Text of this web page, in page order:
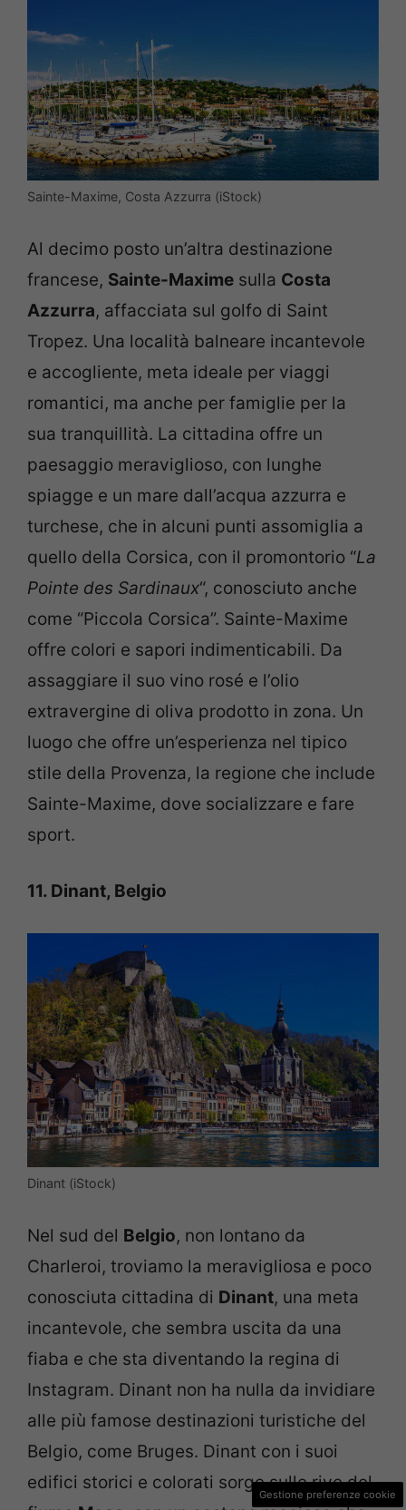
Sainte-Maxime, Costa Azzurra (iStock)
Al decimo posto un’altra destinazione
francese, Sainte-Maxime sulla Costa
Azzurra, affacciata sul golfo di Saint
Tropez. Una località balneare incantevole
e accogliente, meta ideale per viaggi
romantici, ma anche per famiglie per la
sua tranquillità. La cittadina offre un
paesaggio meraviglioso, con lunghe
spiagge e un mare dall’acqua azzurra e
turchese, che in alcuni punti assomiglia a
quello della Corsica, con il promontorio “La
Pointe des Sardinaux“, conosciuto anche
come “Piccola Corsica”. Sainte-Maxime
offre colori e sapori indimenticabili. Da
assaggiare il suo vino rosé e l’olio
extravergine di oliva prodotto in zona. Un
luogo che offre un’esperienza nel tipico
stile della Provenza, la regione che include
Sainte-Maxime, dove socializzare e fare
sport.
11. Dinant, Belgio
Dinant (iStock)
Nel sud del Belgio, non lontano da
Charleroi, troviamo la meravigliosa e poco
conosciuta cittadina di Dinant, una meta
incantevole, che sembra uscita da una
fiaba e che sta diventando la regina di
Instagram. Dinant non ha nulla da invidiare
alle più famose destinazioni turistiche del
Belgio, come Bruges. Dinant con i suoi
edifici storici e colorati sorge sulle rive del
Gestione preferenze cookie